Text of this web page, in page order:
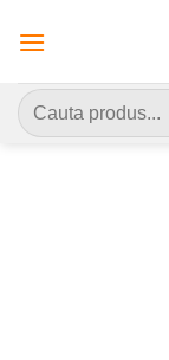
Caută
după: